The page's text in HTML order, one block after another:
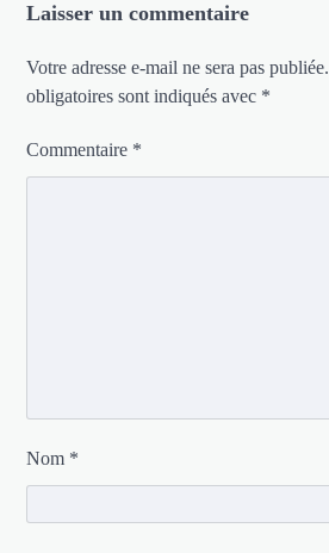
Laisser un commentaire
Votre adresse e-mail ne sera pas publiée.
obligatoires sont indiqués avec *
Commentaire *
Nom *